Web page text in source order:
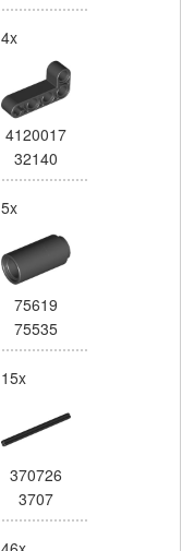
4x
4120017
32140
5x
75619
75535
15x
370726
3707